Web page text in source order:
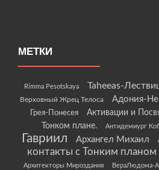
МЕТКИ
Rimma Pesotskaya Taheeas-
Верховный Жрец Телоса
Адония-
Грея-Понесея
Активации и
Тонком плане.
Антидемиург
Гавриил
Архангел Михаил
контакты с Тонким планом
Архитекторы Мироздания ВераЛюдома-